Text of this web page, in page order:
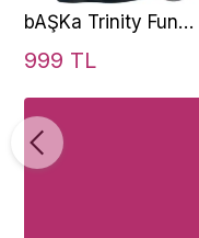
bAŞKa Trinity Fun
Lovers Beads Double
999 TL